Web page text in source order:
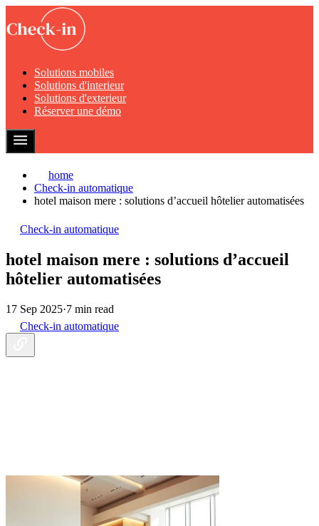
Solutions mobiles
Solutions d'interieur
Solutions d'exterieur
Réserver une démo
home
Check-in automatique
hotel maison mere : solutions d’accueil hôtelier automatisées
Check-in automatique
hotel maison mere : solutions d’accueil
hôtelier automatisées
17 Sep 2025·7 min read
Check-in automatique